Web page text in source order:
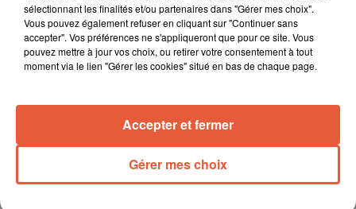
À LA UNE
abrivado à Saliers,...
sélectionnant les finalités et/ou partenaires dans "Gérer mes choix".
Vous pouvez également refuser en cliquant sur "Continuer sans
accepter". Vos préférences ne s'appliqueront que pour ce site. Vous
pouvez mettre à jour vos choix, ou retirer votre consentement à tout
moment via le lien "Gérer les cookies" situé en bas de chaque page.
Gérer mes choix
Accepter et fermer